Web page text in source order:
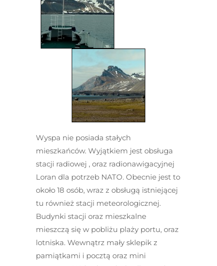
Wyspa nie posiada stałych
mieszkańców. Wyjątkiem jest obsługa
stacji radiowej , oraz radionawigacyjnej
Loran dla potrzeb NATO. Obecnie jest to
około 18 osób, wraz z obsługą istniejącej
tu również stacji meteorologicznej.
Budynki stacji oraz mieszkalne
mieszczą się w pobliżu plaży portu, oraz
lotniska. Wewnątrz mały sklepik z
pamiątkami i pocztą oraz mini